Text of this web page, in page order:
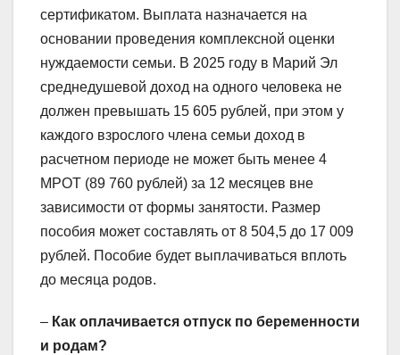
сертификатом. Выплата назначается на
основании проведения комплексной оценки
нуждаемости семьи. В 2025 году в Марий Эл
среднедушевой доход на одного человека не
должен превышать 15 605 рублей, при этом у
каждого взрослого члена семьи доход в
расчетном периоде не может быть менее 4
МРОТ (89 760 рублей) за 12 месяцев вне
зависимости от формы занятости. Размер
пособия может составлять от 8 504,5 до 17 009
рублей. Пособие будет выплачиваться вплоть
до месяца родов.
– Как оплачивается отпуск по беременности
и родам?